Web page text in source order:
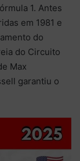
1. Antes
em 1981 e
do
do Circuito
Max
garantiu o